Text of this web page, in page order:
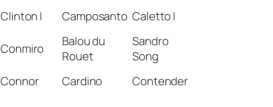
Clinton I Camposanto Caletto I
Conmiro
Balou du
Rouet
Sandro
Song
Connor Cardino Contender